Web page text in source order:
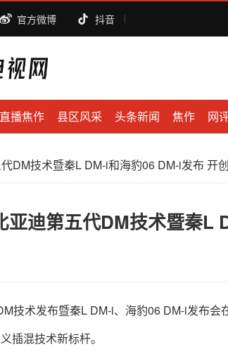
官方微博 抖音
直播焦作 县区风采 头条新闻 焦作 网
DM技术暨秦L DM-i和海豹06 DM-i发布 开
亚迪第五代DM技术暨秦L
技术发布暨秦L DM-i、海豹06 DM-i发布
插混技术新标杆。